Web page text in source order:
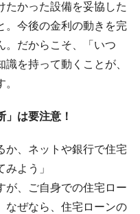
たかった設備を妥協した
。今後の金利の動きを完
。だからこそ、「いつ
を持って動くことが、
」は要注意！
か、ネットや銀行で住宅
よう」
が、ご自身での住宅ロー
なぜなら、住宅ローンの